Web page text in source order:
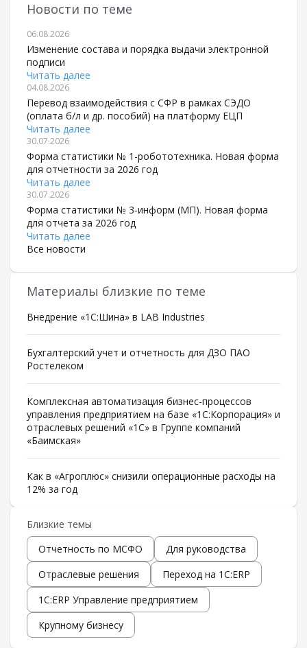
Материалы близкие по теме
Внедрение «1С:Шина» в LAB Industries
Бухгалтерский учет и отчетность для ДЗО ПАО
Ростелеком
Комплексная автоматизация бизнес-процессов
управления предприятием на базе «1С:Корпорация» и
отраслевых решений «1С» в Группе компаний
«Баимская»
Как в «Агроплюс» снизили операционные расходы на
12% за год
Близкие темы
Отчетность по МСФО
Для руководства
Отраслевые решения
Переход на 1C:ERP
1С:ERP Управление предприятием
Крупному бизнесу
Новости по теме
06.08.2026
Изменение состава и порядка выдачи электронной
подписи
Читать далее
04.08.2026
Перевод взаимодействия с СФР в рамках СЭДО
(оплата б/л и др. пособий) на платформу ЕЦП
Читать далее
30.07.2026
Форма статистики № 1-робототехника. Новая форма
для отчетности за 2026 год
Читать далее
30.07.2026
Форма статистики № 3-информ (МП). Новая форма
для отчета за 2026 год
Читать далее
Все новости